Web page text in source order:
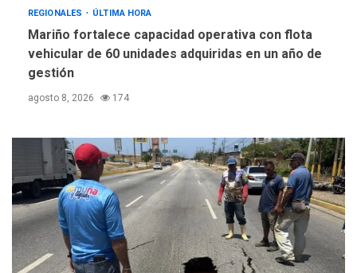
REGIONALES ÚLTIMA HORA
Mariño fortalece capacidad operativa con flota
vehicular de 60 unidades adquiridas en un año de
gestión
agosto 8, 2026 174